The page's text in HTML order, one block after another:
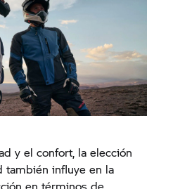
y el confort, la elección
también influye en la